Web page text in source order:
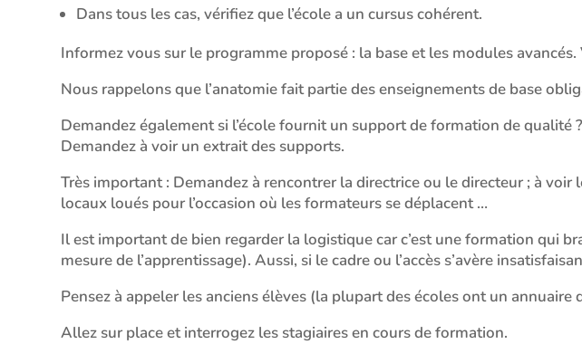
Dans tous les cas, vérifiez que l’école a un cursus cohérent.
Informez vous sur le programme proposé : la base et les modules
Nous rappelons que l’anatomie fait partie des enseignements de base
Demandez également si l’école fournit un support de formation de
Demandez à voir un extrait des supports.
Très important : Demandez à rencontrer la directrice ou le directeur ; à
locaux loués pour l’occasion où les formateurs se déplacent …
Il est important de bien regarder la logistique car c’est une formation qui
mesure de l’apprentissage). Aussi, si le cadre ou l’accès s’avère
Pensez à appeler les anciens élèves (la plupart des écoles ont un annuaire
Allez sur place et interrogez les stagiaires en cours de formation.